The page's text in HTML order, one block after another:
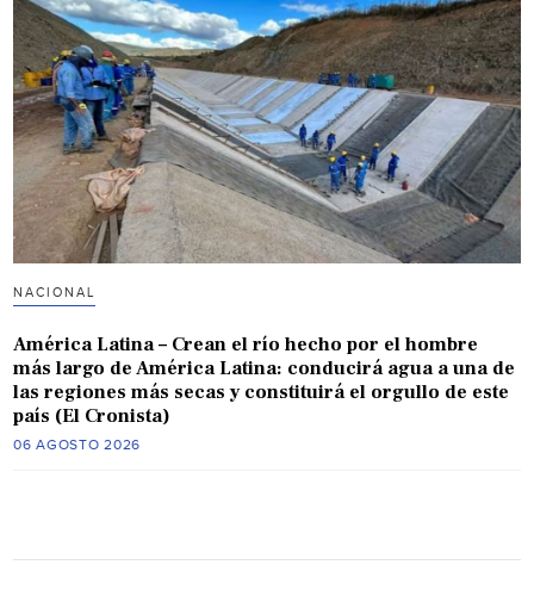
NACIONAL
América Latina – Crean el río hecho por el hombre
más largo de América Latina: conducirá agua a una de
las regiones más secas y constituirá el orgullo de este
país (El Cronista)
06 AGOSTO 2026